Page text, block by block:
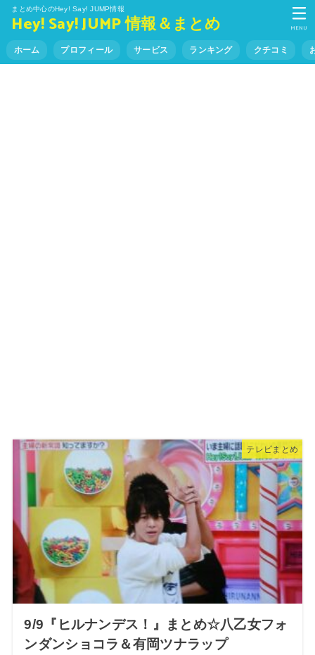
まとめ中心のHey! Say! JUMP情報
Hey! Say! JUMP 情報＆まとめ
ホーム プロフィール サービス ランキング クチコミ
MENU
テレビまとめ
9/9『ヒルナンデス！』まとめ☆八乙女フォ
ンダンショコラ＆有岡ツナラップ